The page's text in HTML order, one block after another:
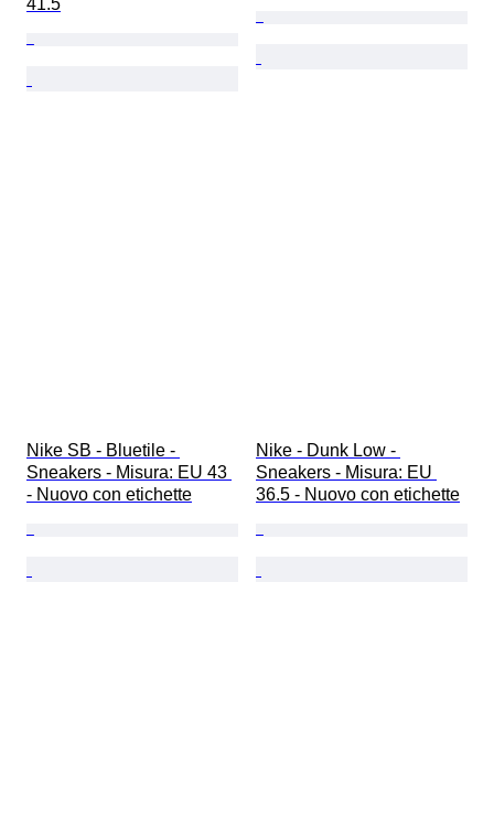
41.5
Nike SB - Bluetile -
Sneakers - Misura: EU 43
- Nuovo con etichette
Nike - Dunk Low -
Sneakers - Misura: EU
36.5 - Nuovo con etichette